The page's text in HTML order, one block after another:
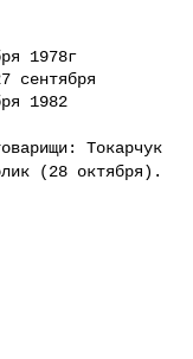
1978г
сентября
1982
Токарчук
(28 октября).